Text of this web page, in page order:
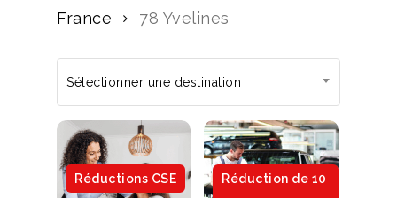
France
78 Yvelines
Sélectionner une destination
Réductions CSE
Réduction de 10